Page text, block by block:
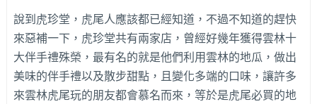
說到虎珍堂，虎尾人應該都已經知道，不過不知道的趕快
來惡補一下，虎珍堂共有兩家店，曾經好幾年獲得雲林十
大伴手禮殊榮，最有名的就是他們利用雲林的地瓜，做出
美味的伴手禮以及散步甜點，且變化多端的口味，讓許多
來雲林虎尾玩的朋友都會慕名而來，等於是虎尾必買的地